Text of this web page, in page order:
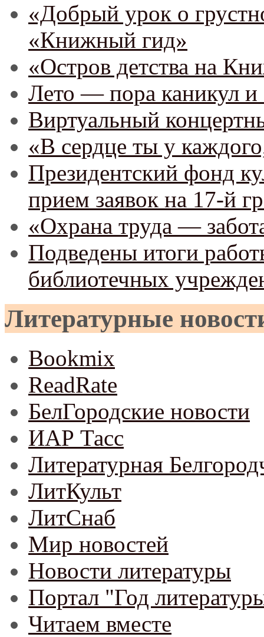
«Добрый урок о
«Книжный гид»
«Остров детства на
Лето — пора каникул и
Виртуальный
«В сердце ты у
Президентский фонд
прием заявок на 17-й
«Охрана труда —
Подведены итоги
библиотечных
Литературные
Bookmix
ReadRate
БелГородские новости
ИАР Тасс
Литературная
ЛитКульт
ЛитСнаб
Мир новостей
Новости литературы
Портал "Год
Читаем вместе